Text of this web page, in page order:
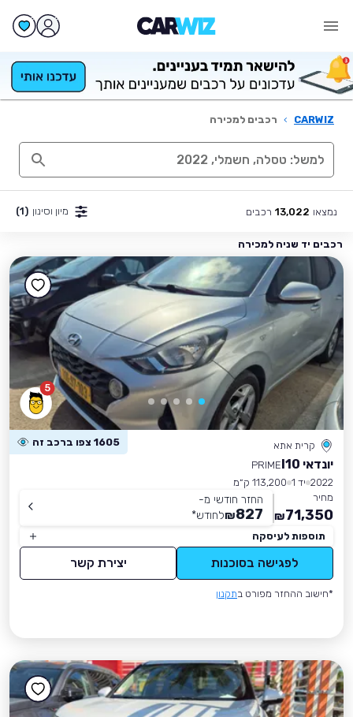
CARWIZ
› רכבים למכירה
נמצאו 13,022 רכבים מיון וסינון (1)
רכבים יד שניה למכירה
5
קרית אתא 1605 צפו ברכב זה
יונדאי I10
PRIME
2022 יד 1
113,200 ק״מ
מחיר
71,350
₪
החזר חודשי מ-
827
₪לחודש*
תוספות לעיסקה
לפגישה בסוכנות יצירת קשר
*חישוב ההחזר מפורט בתקנון